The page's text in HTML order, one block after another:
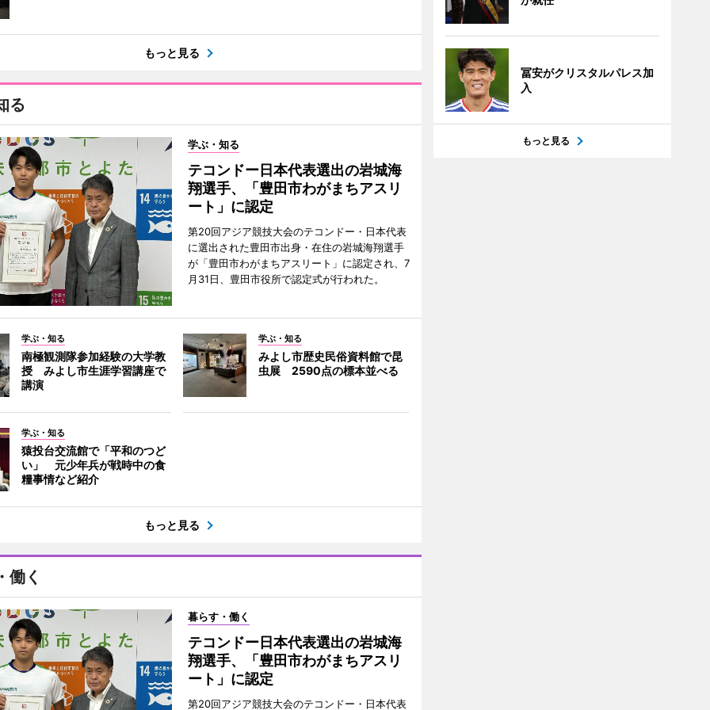
もっと見る
る
学ぶ・知る
テコンドー日本代表選出の岩城海
翔選手、「豊田市わがまちアスリ
ート」に認定
第20回アジア競技大会のテコンドー・日本代表
に選出された豊田市出身・在住の岩城海翔選手
が「豊田市わがまちアスリート」に認定され、7
月31日、豊田市役所で認定式が行われた。
学ぶ・知る
南極観測隊参加経験の大学教
授 みよし市生涯学習講座で
講演
学ぶ・知る
みよし市歴史民俗資料館で昆
虫展 2590点の標本並べる
学ぶ・知る
猿投台交流館で「平和のつど
い」 元少年兵が戦時中の食
糧事情など紹介
もっと見る
働く
暮らす・働く
テコンドー日本代表選出の岩城海
翔選手、「豊田市わがまちアスリ
ート」に認定
第20回アジア競技大会のテコンドー・日本代表
冨安がクリスタルパレス加
入
もっと見る